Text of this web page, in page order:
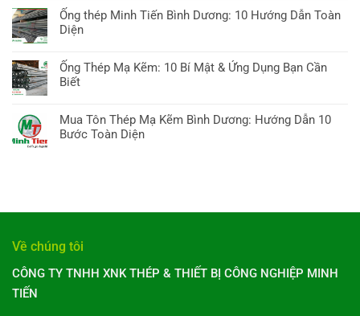
Dương:
10
Bí
Chọn,
Báo
Xu
hướng
Giá
ống
hôm
nay:
Hướng
A-
Z,
có
bình
luận
Ống
thép
TP
Hồ
Chí
Cần
Toàn
Diện
Ống thép Minh Tiến Bình Dương: 10 Hướng Dẫn Toàn
Diện
có
bình
Ống
thép
Dẫn
Toàn
Diện
Ống Thép Mạ Kẽm: 10 Bí Mật & Ứng Dụng Bạn Cần
Biết
có
bình
Bí
&
Mua Tôn Thép Mạ Kẽm Bình Dương: Hướng Dẫn 10
Bước Toàn Diện
ở
Tôn
Thép
Mạ
Về chúng tôi
CÔNG TY TNHH XNK THÉP & THIẾT BỊ CÔNG NGHIỆP MINH
TIẾN